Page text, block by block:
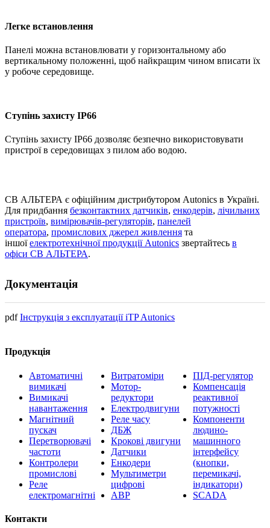
Легке встановлення
Панелі можна встановлювати у горизонтальному або
вертикальному положенні, щоб найкращим чином вписати їх
у робоче середовище.
Ступінь захисту IP66
Ступінь захисту IP66 дозволяє безпечно використовувати
пристрої в середовищах з пилом або водою.
СВ АЛЬТЕРА є офіційним дистрибутором Autonics в Україні.
Для придбання безконтактних датчиків, енкодерів, лічильних
пристроїв, вимірювачів-регуляторів, панелей
оператора, промислових джерел живлення та
іншоїелектротехнічної продукції Autonics звертайтесь в
офіси СВ АЛЬТЕРА.
Документація
pdf Інструкція з експлуатації iTP Autonics
Продукція
Автоматичні
вимикачі
Вимикачі
навантаження
Магнітний
пускач
Перетворювачі
частоти
Контролери
промислові
Реле
електромагнітні
Витратоміри
Мотор-
редуктори
Електродвигуни
Реле часу
ДБЖ
Крокові двигуни
Датчики
Енкодери
Мультиметри
цифрові
АВР
ПІД-регулятор
Компенсація
реактивної
потужності
Компоненти
людино-
машинного
інтерфейсу
(кнопки,
перемикачі,
індикатори)
SCADA
Контакти